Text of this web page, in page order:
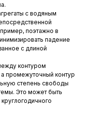
с водяным
поэтажно в
падение
с длиной
контуром
промежуточный контур
степень свободы
Это может быть